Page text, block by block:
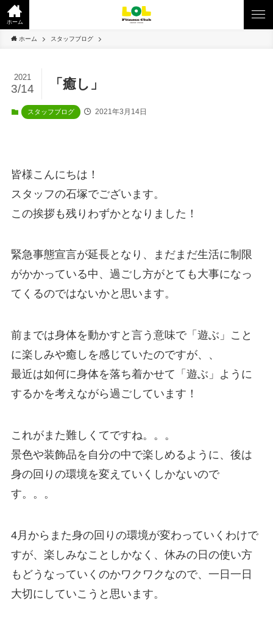
ホーム
ホーム スタッフブログ
「癒し」
2021
3/14
スタッフブログ 2021年3月14日
皆様こんにちは！
スタッフの石塚でございます。
この挨拶も残りわずかとなりました！
緊急事態宣言が延長となり、まだまだ生活に制限
がかかっている中、過ごし方がとても大事になっ
てくるのではないかと思います。
前までは身体を動かすと言う意味で「遊ぶ」こと
に楽しみや癒しを感じていたのですが、、
最近は如何に身体を落ち着かせて「遊ぶ」ように
するかを考えながら過ごしています！
これがまた難しくてですね。。。
景色や装飾品を自分の中で楽しめるように、後は
身の回りの環境を変えていくしかないので
す。。。
4月からまた身の回りの環境が変わっていくわけで
すが、楽しみなことしかなく、休みの日の使い方
もどうなっていくのかワクワクなので、一日一日
大切にしていこうと思います。